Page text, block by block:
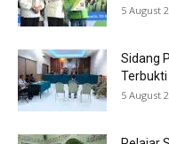
5 August
Sidang
5 August